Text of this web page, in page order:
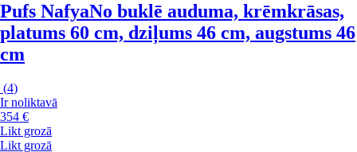
Pufs NafyaNo buklē auduma, krēmkrāsas,
platums 60 cm, dziļums 46 cm, augstums 46
cm
(4)
Ir noliktavā
354 €
Likt grozā
Likt grozā